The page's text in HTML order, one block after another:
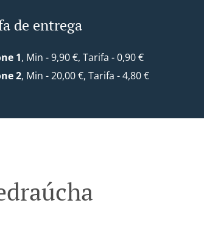
de entrega
1, Min - 9,90 €, Tarifa - 0,90 €
2, Min - 20,00 €, Tarifa - 4,80 €